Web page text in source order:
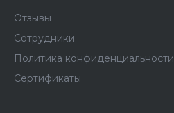
Отзывы
Сотрудники
Политика конфиденциальности
Сертификаты